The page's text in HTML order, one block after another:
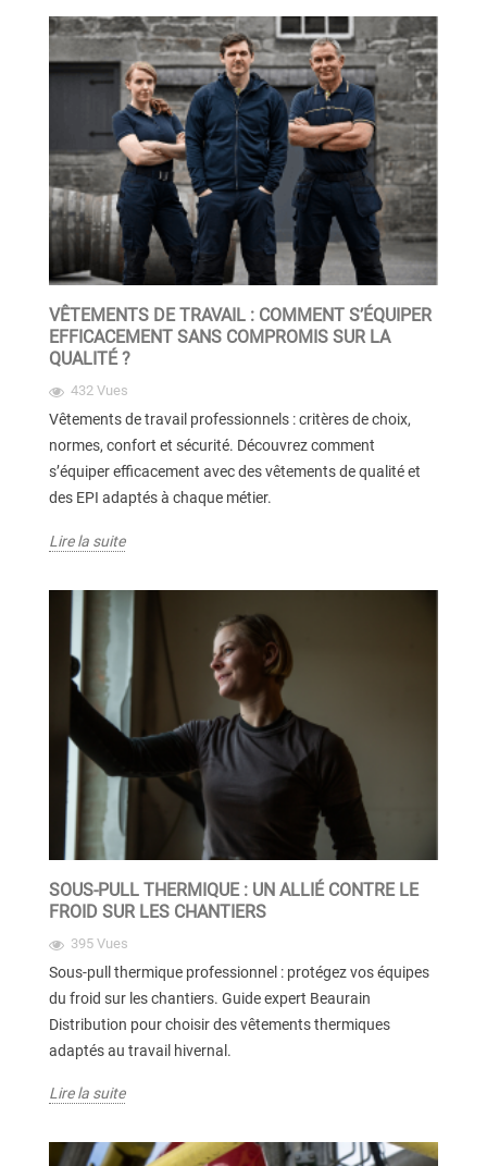
VÊTEMENTS DE TRAVAIL : COMMENT S’ÉQUIPER
EFFICACEMENT SANS COMPROMIS SUR LA
QUALITÉ ?
432 Vues
Vêtements de travail professionnels : critères de choix,
normes, confort et sécurité. Découvrez comment
s’équiper efficacement avec des vêtements de qualité et
des EPI adaptés à chaque métier.
Lire la suite
SOUS-PULL THERMIQUE : UN ALLIÉ CONTRE LE
FROID SUR LES CHANTIERS
395 Vues
Sous-pull thermique professionnel : protégez vos équipes
du froid sur les chantiers. Guide expert Beaurain
Distribution pour choisir des vêtements thermiques
adaptés au travail hivernal.
Lire la suite